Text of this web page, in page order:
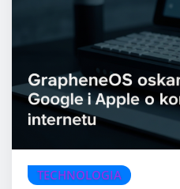
TECHNOLOGIA